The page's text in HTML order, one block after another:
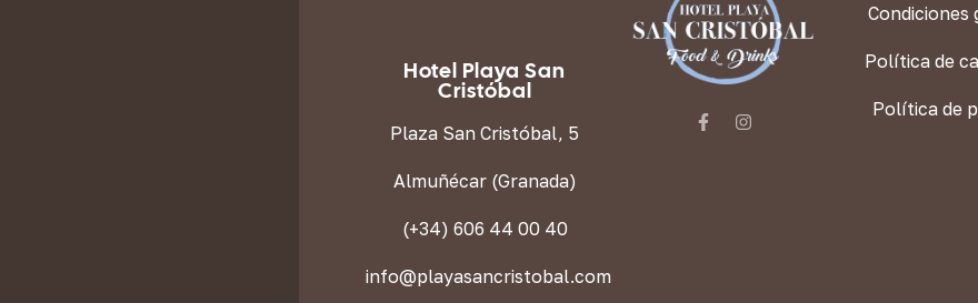
Hotel Playa San
Cristóbal
Plaza San Cristóbal, 5
Almuñécar (Granada)
(+34) 606 44 00 40
info@playasancristobal.com
Condiciones
Política de
Política de